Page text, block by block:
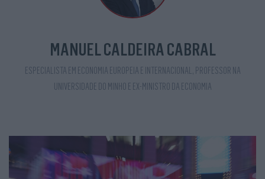
MANUEL CALDEIRA CABRAL
ESPECIALISTA EM ECONOMIA EUROPEIA E INTERNACIONAL, PROFESSOR NA
UNIVERSIDADE DO MINHO E EX-MINISTRO DA ECONOMIA